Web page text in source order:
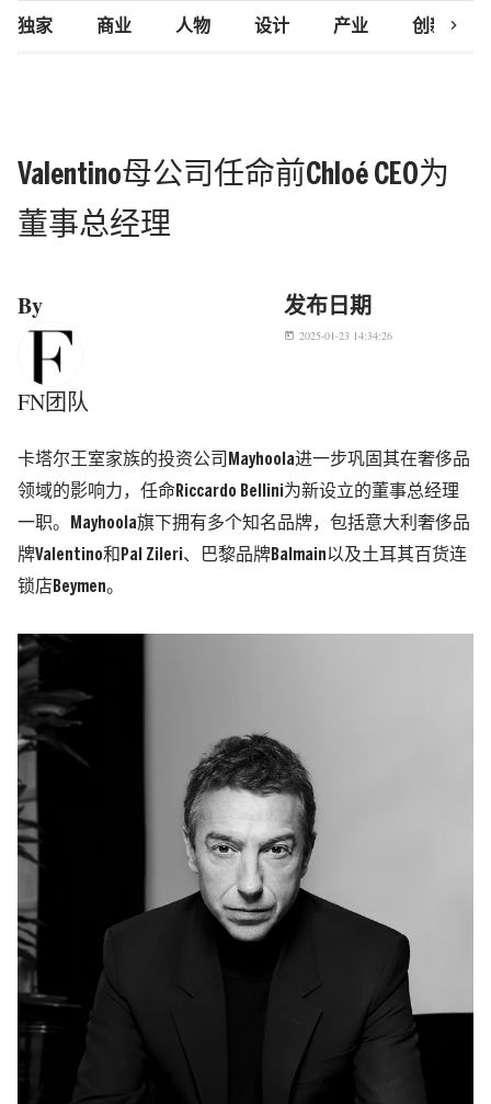
独家 商业 人物 设计 产业 创新研究
chevron_right
Valentino母公司任命前Chloé CEO为
董事总经理
By
FN团队
发布日期
today 2025-01-23 14:34:26
卡塔尔王室家族的投资公司Mayhoola进一步巩固其在奢侈品
领域的影响力，任命Riccardo Bellini为新设立的董事总经理
一职。Mayhoola旗下拥有多个知名品牌，包括意大利奢侈品
牌Valentino和Pal Zileri、巴黎品牌Balmain以及土耳其百货连
锁店Beymen。